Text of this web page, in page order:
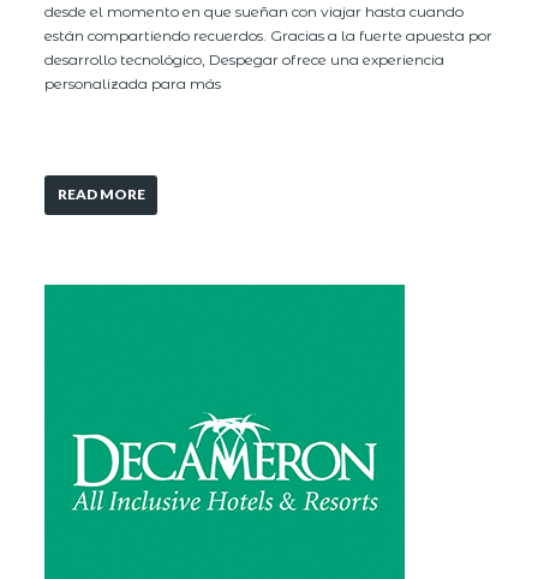
desde el momento en que sueñan con viajar hasta cuando
están compartiendo recuerdos. Gracias a la fuerte apuesta por
desarrollo tecnológico, Despegar ofrece una experiencia
personalizada para más
READ MORE